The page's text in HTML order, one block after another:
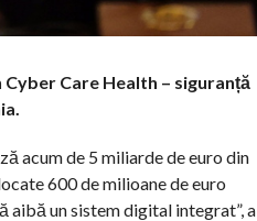
Care Health – siguranță
acum de 5 miliarde de euro din
600 de milioane de euro
un sistem digital integrat”, a